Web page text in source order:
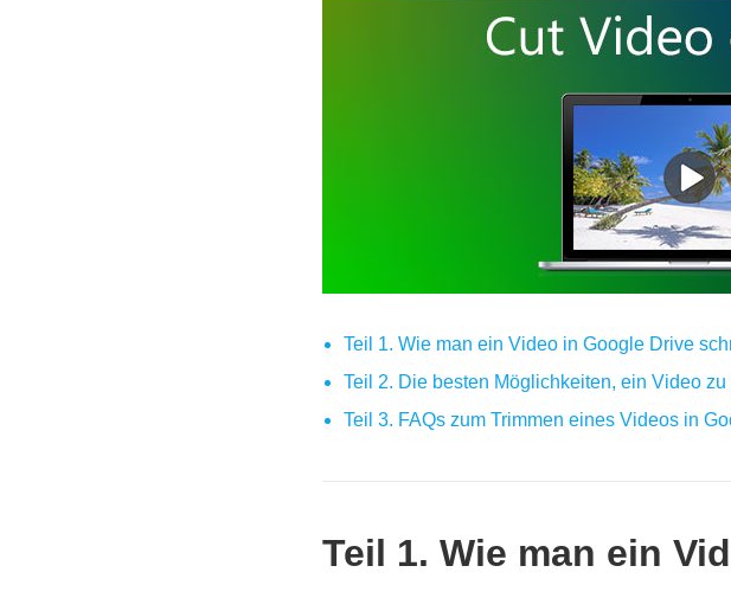
Teil 1. Wie man ein Video in Google Drive
Teil 2. Die besten Möglichkeiten, ein Video
Teil 3. FAQs zum Trimmen eines Videos in
Teil 1. Wie man ein